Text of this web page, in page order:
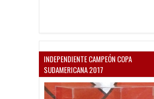
INDEPENDIENTE CAMPEÓN COPA
SUDAMERICANA 2017